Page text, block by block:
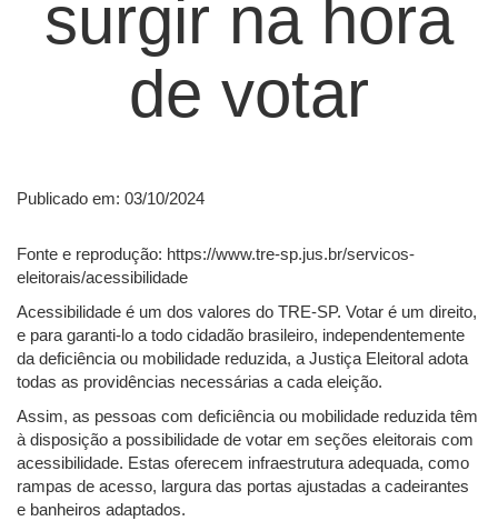
surgir na hora
de votar
Publicado em: 03/10/2024
Fonte e reprodução: https://www.tre-sp.jus.br/servicos-
eleitorais/acessibilidade
Acessibilidade é um dos valores do TRE-SP. Votar é um direito,
e para garanti-lo a todo cidadão brasileiro, independentemente
da deficiência ou mobilidade reduzida, a Justiça Eleitoral adota
todas as providências necessárias a cada eleição.
Assim, as pessoas com deficiência ou mobilidade reduzida têm
à disposição a possibilidade de votar em seções eleitorais com
acessibilidade. Estas oferecem infraestrutura adequada, como
rampas de acesso, largura das portas ajustadas a cadeirantes
e banheiros adaptados.